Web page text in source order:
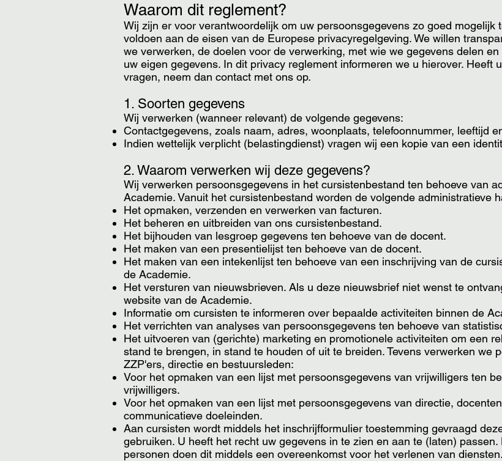
Waarom dit reglement?
Wij zijn er voor verantwoordelijk om uw persoonsgegevens zo goed mogelijk
voldoen aan de eisen van de Europese privacyregelgeving. We willen
we verwerken, de doelen voor de verwerking, met wie we gegevens delen
uw eigen gegevens. In dit privacy reglement informeren we u hierover. Heeft
vragen, neem dan contact met ons op.
1. Soorten gegevens​
Wij verwerken (wanneer relevant) de volgende gegevens:
Contactgegevens, zoals naam, adres, woonplaats, telefoonnummer, leeftijd
Indien wettelijk verplicht (belastingdienst) vragen wij een kopie van een
2. Waarom verwerken wij deze gegevens?
​Wij verwerken persoonsgegevens in het cursistenbestand ten behoeve van
Academie. Vanuit het cursistenbestand worden de volgende administratieve
Het opmaken, verzenden en verwerken van facturen.
Het beheren en uitbreiden van ons cursistenbestand.
Het bijhouden van lesgroep gegevens ten behoeve van de docent.
Het maken van een presentielijst ten behoeve van de docent.
Het maken van een intekenlijst ten behoeve van een inschrijving van de
de Academie.
Het versturen van nieuwsbrieven. Als u deze nieuwsbrief niet wenst te
website van de Academie.
Informatie om cursisten te informeren over bepaalde activiteiten binnen de
Het verrichten van analyses van persoonsgegevens ten behoeve van
Het uitvoeren van (gerichte) marketing en promotionele activiteiten om een
stand te brengen, in stand te houden of uit te breiden. Tevens verwerken we
ZZP'ers, directie en bestuursleden:
Voor het opmaken van een lijst met persoonsgegevens van vrijwilligers ten
vrijwilligers.
Voor het opmaken van een lijst met persoonsgegevens van directie,
communicatieve doeleinden.
Aan cursisten wordt middels het inschrijfformulier toestemming gevraagd
gebruiken. U heeft het recht uw gegevens in te zien en aan te (laten)
personen doen dit middels een overeenkomst voor het verlenen van diensten.